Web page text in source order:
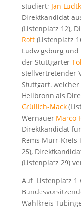
studiert; Jan
Direktkandidat
(Listenplatz 12),
Rott(Listenplatz
Ludwigsburg
der Stuttgarter
stellvertretender
Stuttgart,
Heilbronn als
Grüllich-Mack
Wernauer Marco
Direktkandidat
Rems-Murr-Kreis
25),
(Listenplatz 29)
Auf Listenplatz 1
Wahlkreis